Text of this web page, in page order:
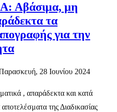
μη
τα
για την
28 Ιουνίου 2024
, απαράδεκτα και κατά
της Διαδικασίας